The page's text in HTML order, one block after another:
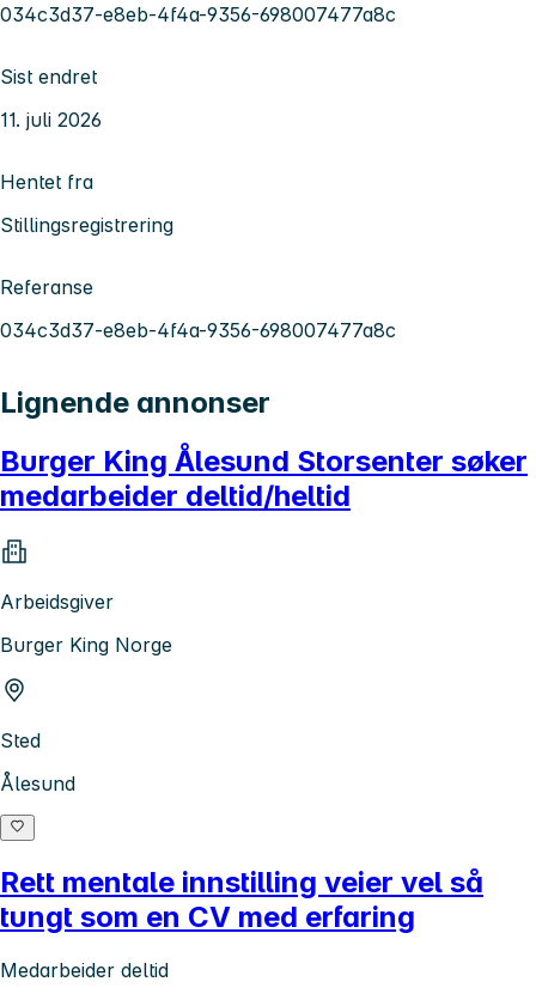
034c3d37-e8eb-4f4a-9356-698007477a8c
Sist endret
11. juli 2026
Hentet fra
Stillingsregistrering
Referanse
034c3d37-e8eb-4f4a-9356-698007477a8c
Lignende annonser
Burger King Ålesund Storsenter søker
medarbeider deltid/heltid
Arbeidsgiver
Burger King Norge
Sted
Ålesund
Rett mentale innstilling veier vel så
tungt som en CV med erfaring
Medarbeider deltid